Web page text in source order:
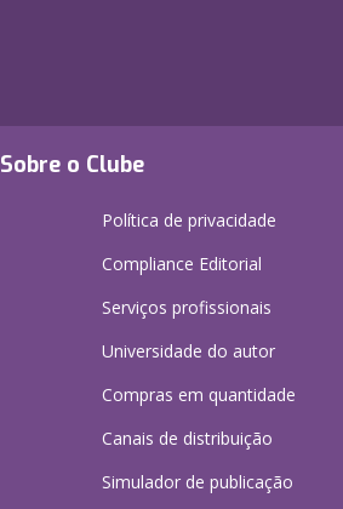
Sobre o Clube
Política de privacidade
Compliance Editorial
Serviços profissionais
Universidade do autor
Compras em quantidade
Canais de distribuição
Simulador de publicação